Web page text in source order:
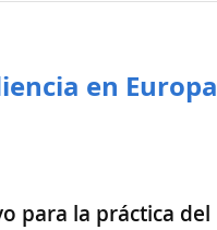
en Europa
para la práctica del